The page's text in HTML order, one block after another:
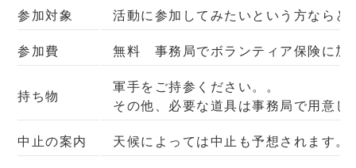
参加対象 活動に参加してみたいという方ならど
参加費 無料 事務局でボランティア保険に加
持ち物
軍手をご持参ください。。
その他、必要な道具は事務局で用意し
中止の案内 天候によっては中止も予想されます